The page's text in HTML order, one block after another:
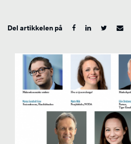
Del artikkelen på